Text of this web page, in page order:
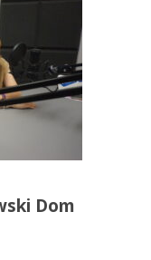
Dom